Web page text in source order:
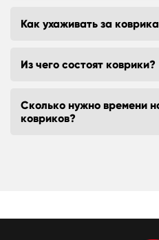
Как ухаживать за
Из чего состоят коврики?
Сколько нужно времени
ковриков?